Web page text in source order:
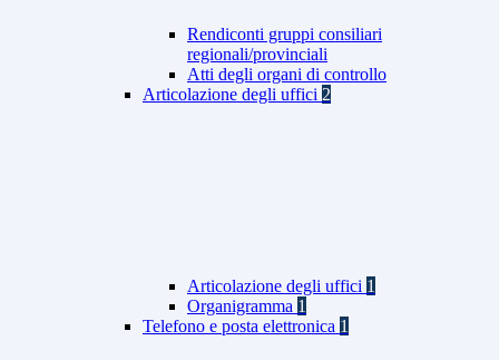
Rendiconti gruppi consiliari
regionali/provinciali
Atti degli organi di controllo
Articolazione degli uffici 2
Articolazione degli uffici 1
Organigramma 1
Telefono e posta elettronica 1